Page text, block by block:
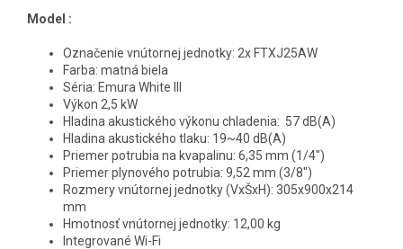
Model :
Označenie vnútornej jednotky: 2x FTXJ25AW
Farba: matná biela
Séria: Emura White III
Výkon 2,5 kW
Hladina akustického výkonu chladenia: 57 dB(A)
Hladina akustického tlaku: 19~40 dB(A)
Priemer potrubia na kvapalinu: 6,35 mm (1/4")
Priemer plynového potrubia: 9,52 mm (3/8")
Rozmery vnútornej jednotky (VxŠxH): 305x900x214
mm
Hmotnosť vnútornej jednotky: 12,00 kg
Integrované Wi-Fi